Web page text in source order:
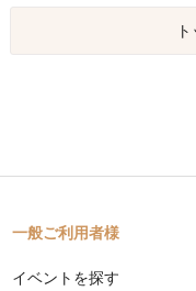
一般ご利用者様
イベントを探す